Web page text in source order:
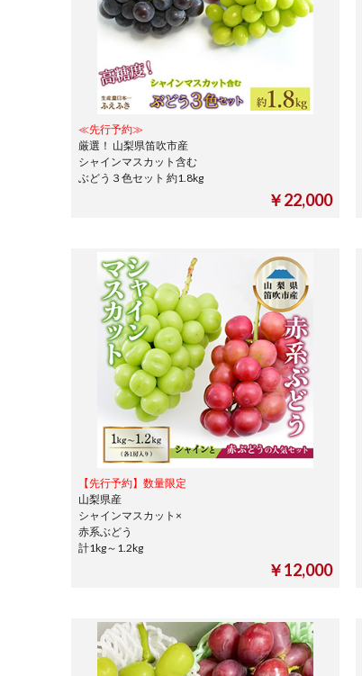
≪先行予約≫
厳選！ 山梨県笛吹市産
シャインマスカット含む
ぶどう３色セット 約1.8kg
￥22,000
【先行予約】数量限定
山梨県産
シャインマスカット×
赤系ぶどう
計1kg～1.2kg
￥12,000